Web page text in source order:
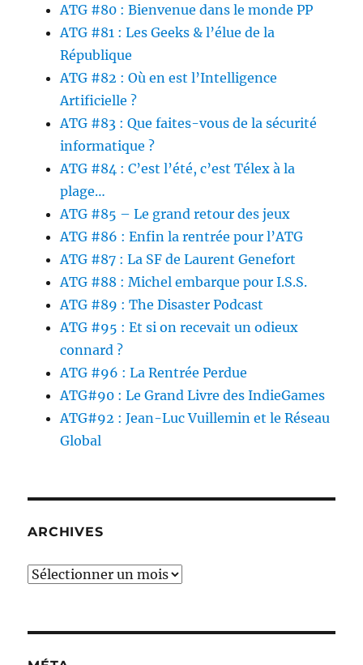
ATG #80 : Bienvenue dans le monde PP
ATG #81 : Les Geeks & l’élue de la
République
ATG #82 : Où en est l’Intelligence
Artificielle ?
ATG #83 : Que faites-vous de la sécurité
informatique ?
ATG #84 : C’est l’été, c’est Télex à la
plage…
ATG #85 – Le grand retour des jeux
ATG #86 : Enfin la rentrée pour l’ATG
ATG #87 : La SF de Laurent Genefort
ATG #88 : Michel embarque pour I.S.S.
ATG #89 : The Disaster Podcast
ATG #95 : Et si on recevait un odieux
connard ?
ATG #96 : La Rentrée Perdue
ATG#90 : Le Grand Livre des IndieGames
ATG#92 : Jean-Luc Vuillemin et le Réseau
Global
ARCHIVES
Archives